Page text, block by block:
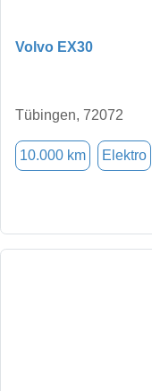
Volvo EX30
Tübingen, 72072
10.000 km Elektro